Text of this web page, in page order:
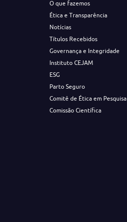
O que fazemos
Ética e Transparência
Notícias
Títulos Recebidos
Governança e Integridade
Instituto CEJAM
ESG
Parto Seguro
Comitê de Ética em Pesquisa
Comissão Científica